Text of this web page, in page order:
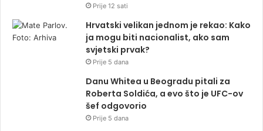
Prije 12 sati
Hrvatski velikan jednom je rekao: Kako
ja mogu biti nacionalist, ako sam
svjetski prvak?
Prije 5 dana
Danu Whitea u Beogradu pitali za
Roberta Soldića, a evo što je UFC-ov
šef odgovorio
Prije 5 dana